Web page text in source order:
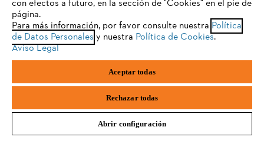
SUSCRÍBETE AQUÍ
#STIHLCOLOMBIA
firefox chrome
safari edge
con efectos a futuro, en la sección de "Cookies" en el pie de
página.
Para más información, por favor consulte nuestra Política
de Datos Personales y nuestra Política de Cookies.
Aviso Legal
Aceptar todas
Rechazar todas
Abrir configuración